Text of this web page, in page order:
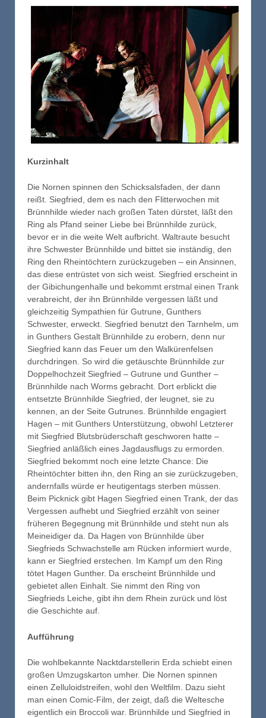
Kurzinhalt
Die Nornen spinnen den Schicksalsfaden, der dann
reißt. Siegfried, dem es nach den Flitterwochen mit
Brünnhilde wieder nach großen Taten dürstet, läßt den
Ring als Pfand seiner Liebe bei Brünnhilde zurück,
bevor er in die weite Welt aufbricht. Waltraute besucht
ihre Schwester Brünnhilde und bittet sie inständig, den
Ring den Rheintöchtern zurückzugeben – ein Ansinnen,
das diese entrüstet von sich weist. Siegfried erscheint in
der Gibichungenhalle und bekommt erstmal einen Trank
verabreicht, der ihn Brünnhilde vergessen läßt und
gleichzeitig Sympathien für Gutrune, Gunthers
Schwester, erweckt. Siegfried benutzt den Tarnhelm, um
in Gunthers Gestalt Brünnhilde zu erobern, denn nur
Siegfried kann das Feuer um den Walkürenfelsen
durchdringen. So wird die getäuschte Brünnhilde zur
Doppelhochzeit Siegfried – Gutrune und Gunther –
Brünnhilde nach Worms gebracht. Dort erblickt die
entsetzte Brünnhilde Siegfried, der leugnet, sie zu
kennen, an der Seite Gutrunes. Brünnhilde engagiert
Hagen – mit Gunthers Unterstützung, obwohl Letzterer
mit Siegfried Blutsbrüderschaft geschworen hatte –
Siegfried anläßlich eines Jagdausflugs zu ermorden.
Siegfried bekommt noch eine letzte Chance: Die
Rheintöchter bitten ihn, den Ring an sie zurückzugeben,
andernfalls würde er heutigentags sterben müssen.
Beim Picknick gibt Hagen Siegfried einen Trank, der das
Vergessen aufhebt und Siegfried erzählt von seiner
früheren Begegnung mit Brünnhilde und steht nun als
Meineidiger da. Da Hagen von Brünnhilde über
Siegfrieds Schwachstelle am Rücken informiert wurde,
kann er Siegfried erstechen. Im Kampf um den Ring
tötet Hagen Gunther. Da erscheint Brünnhilde und
gebietet allen Einhalt. Sie nimmt den Ring von
Siegfrieds Leiche, gibt ihn dem Rhein zurück und löst
die Geschichte auf.
Aufführung
Die wohlbekannte Nacktdarstellerin Erda schiebt einen
großen Umzugskarton umher. Die Nornen spinnen
einen Zelluloidstreifen, wohl den Weltfilm. Dazu sieht
man einen Comic-Film, der zeigt, daß die Weltesche
eigentlich ein Broccoli war. Brünnhilde und Siegfried in